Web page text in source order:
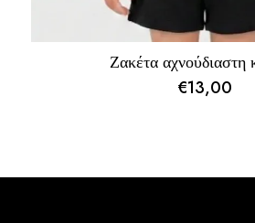
Ζακέτα αχνούδιαστη
€13,00